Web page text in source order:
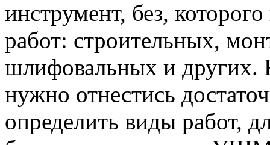
инструмент, без,
работ: строительных,
шлифовальных и других.
нужно отнестись
определить виды работ,